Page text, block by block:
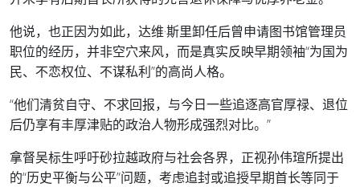
他说，也正因为如此，达维·斯里卸任后曾申请图书馆管理员
职位的经历，并非空穴来风，而是真实反映早期领袖“为国为
民、不恋权位、不谋私利”的高尚人格。
“他们清贫自守、不求回报，与今日一些追逐高官厚禄、退位
后仍享有丰厚津贴的政治人物形成强烈对比。”
拿督吴标生呼吁砂拉越政府与社会各界，正视孙伟瑄所提出
的“历史平衡与公平”问题，考虑追封或追授早期首长等同于